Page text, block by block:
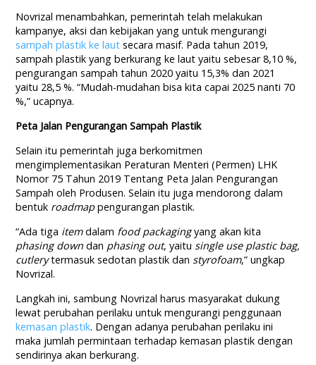
Novrizal menambahkan, pemerintah telah melakukan
kampanye, aksi dan kebijakan yang untuk mengurangi
sampah plastik ke laut secara masif. Pada tahun 2019,
sampah plastik yang berkurang ke laut yaitu sebesar 8,10 %,
pengurangan sampah tahun 2020 yaitu 15,3% dan 2021
yaitu 28,5 %. “Mudah-mudahan bisa kita capai 2025 nanti 70
%,” ucapnya.
Peta Jalan Pengurangan Sampah Plastik
Selain itu pemerintah juga berkomitmen
mengimplementasikan Peraturan Menteri (Permen) LHK
Nomor 75 Tahun 2019 Tentang Peta Jalan Pengurangan
Sampah oleh Produsen. Selain itu juga mendorong dalam
bentuk roadmappengurangan plastik.
“Ada tiga itemdalam food packagingyang akan kita
phasing down dan phasing out, yaitu single use plastic bag,
cutlerytermasuk sedotan plastik dan styrofoam,” ungkap
Novrizal.
Langkah ini, sambung Novrizal harus masyarakat dukung
lewat perubahan perilaku untuk mengurangi penggunaan
kemasan plastik. Dengan adanya perubahan perilaku ini
maka jumlah permintaan terhadap kemasan plastik dengan
sendirinya akan berkurang.